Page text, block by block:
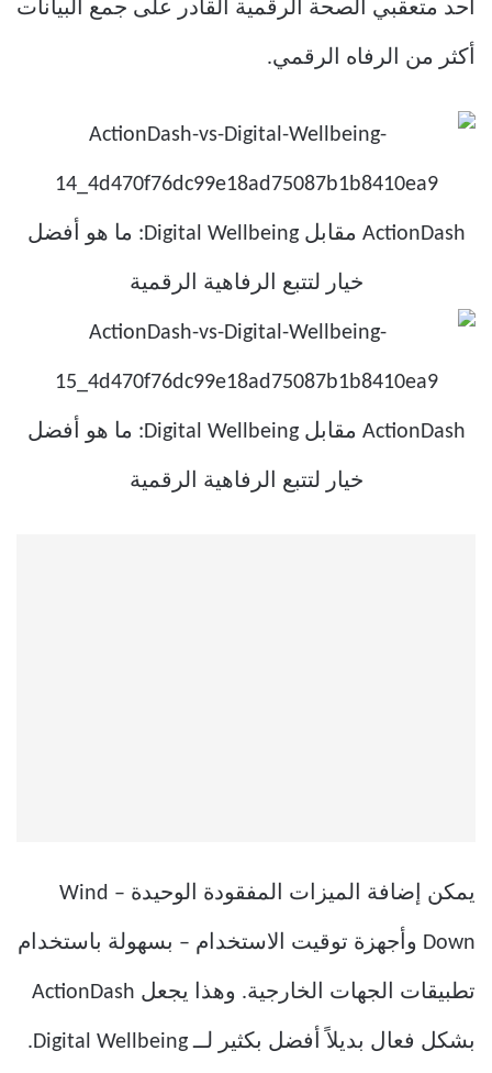
أحد متعقبي الصحة الرقمية القادر على جمع البيانات
أكثر من الرفاه الرقمي.
يمكن إضافة الميزات المفقودة الوحيدة – Wind
Down وأجهزة توقيت الاستخدام – بسهولة باستخدام
تطبيقات الجهات الخارجية. وهذا يجعل ActionDash
بشكل فعال بديلاً أفضل بكثير لــ Digital Wellbeing.